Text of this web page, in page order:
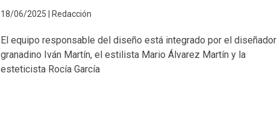
18/06/2025 | Redacción
El equipo responsable del diseño está integrado por el diseñador
granadino Iván Martín, el estilista Mario Álvarez Martín y la
esteticista Rocía García